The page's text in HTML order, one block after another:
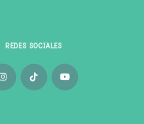
REDES SOCIALES